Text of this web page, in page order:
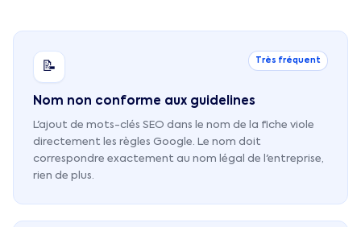
📝 Très fréquent
Nom non conforme aux guidelines
L'ajout de mots-clés SEO dans le nom de la fiche viole
directement les règles Google. Le nom doit
correspondre exactement au nom légal de l'entreprise,
rien de plus.